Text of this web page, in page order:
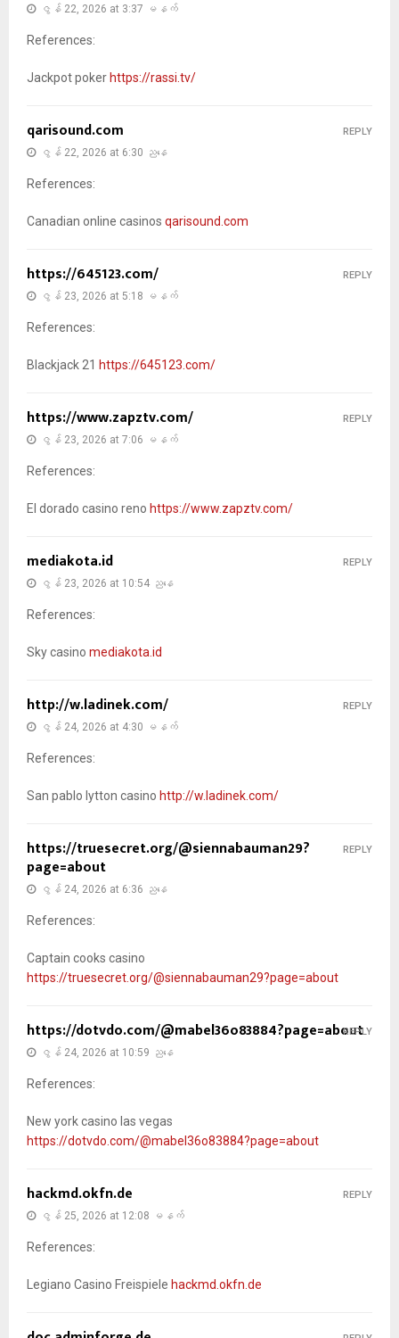
ဇွန် 22, 2026 at 3:37 မနက်
References:
Jackpot poker https://rassi.tv/
qarisound.com
ဇွန် 22, 2026 at 6:30 ညနေ
References:
Canadian online casinos qarisound.com
REPLY
https://645123.com/
ဇွန် 23, 2026 at 5:18 မနက်
References:
Blackjack 21 https://645123.com/
REPLY
https://www.zapztv.com/
ဇွန် 23, 2026 at 7:06 မနက်
References:
El dorado casino reno https://www.zapztv.com/
REPLY
mediakota.id
ဇွန် 23, 2026 at 10:54 ညနေ
References:
Sky casino mediakota.id
REPLY
http://w.ladinek.com/
ဇွန် 24, 2026 at 4:30 မနက်
References:
San pablo lytton casino http://w.ladinek.com/
REPLY
https://truesecret.org/@siennabauman29?
page=about
ဇွန် 24, 2026 at 6:36 ညနေ
References:
Captain cooks casino
https://truesecret.org/@siennabauman29?page=about
REPLY
https://dotvdo.com/@mabel36o83884?page=about
ဇွန် 24, 2026 at 10:59 ညနေ
References:
New york casino las vegas
https://dotvdo.com/@mabel36o83884?page=about
REPLY
hackmd.okfn.de
ဇွန် 25, 2026 at 12:08 မနက်
References:
Legiano Casino Freispiele hackmd.okfn.de
REPLY